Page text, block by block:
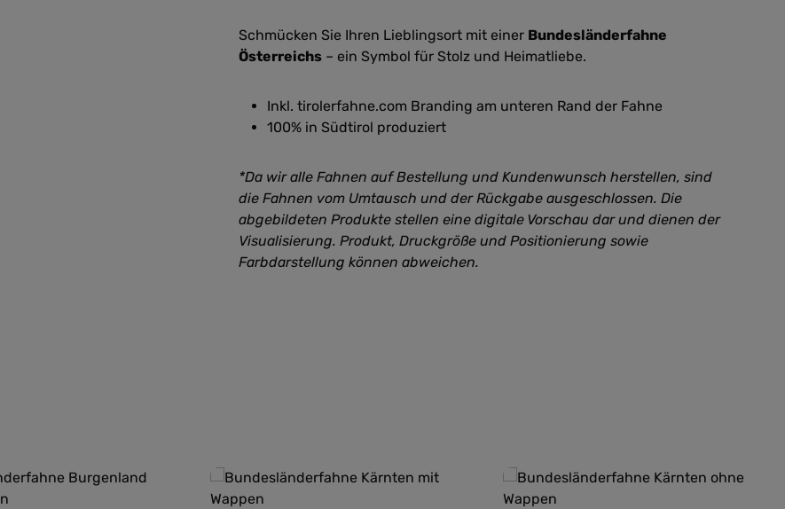
Schmücken Sie Ihren Lieblingsort mit einer Bundesländerfahne
Österreichs – ein Symbol für Stolz und Heimatliebe.
Inkl. tirolerfahne.com Branding am unteren Rand der Fahne
100% in Südtirol produziert
*Da wir alle Fahnen auf Bestellung und Kundenwunsch herstellen, sind
die Fahnen vom Umtausch und der Rückgabe ausgeschlossen. Die
abgebildeten Produkte stellen eine digitale Vorschau dar und dienen der
Visualisierung. Produkt, Druckgröße und Positionierung sowie
Farbdarstellung können abweichen.